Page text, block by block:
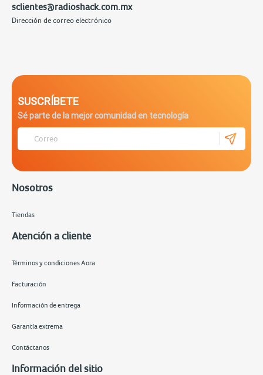
sclientes@radioshack.com.mx
Dirección de correo electrónico
SUSCRÍBETE
Sé parte de la mejor comunidad en tecnología
Nosotros
Tiendas
Atención a cliente
Términos y condiciones Aora
Facturación
Información de entrega
Garantía extrema
Contáctanos
Información del sitio